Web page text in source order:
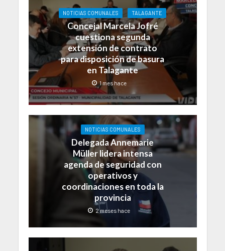
NOTICIAS COMUNALES TALAGANTE
Concejal Marcela Jofré
cuestiona segunda
extensión de contrato
para disposición de basura
en Talagante
1 mes hace
NOTICIAS COMUNALES
Delegada Annemarie
Müller lidera intensa
agenda de seguridad con
operativos y
coordinaciones en toda la
provincia
2 meses hace